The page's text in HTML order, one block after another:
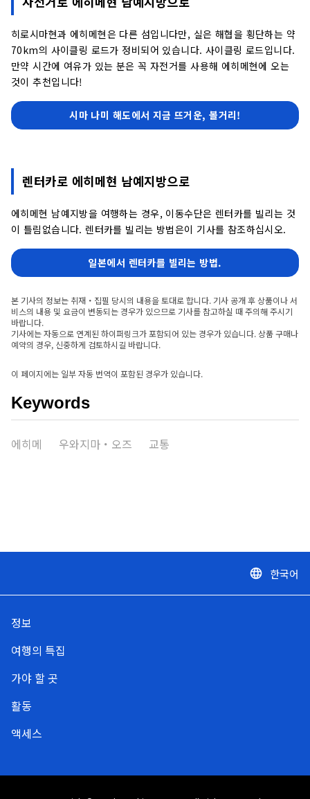
히로시마현과 에히메현은 다른 섬입니다만, 실은 해협을 횡단하는 약
70km의 사이클링 로드가 정비되어 있습니다. 사이클링 로드입니다.
만약 시간에 여유가 있는 분은 꼭 자전거를 사용해 에히메현에 오는
것이 추천입니다!
시마 나미 해도에서 지금 뜨거운, 볼거리!
렌터카로 에히메현 남예지방으로
에히메현 남예지방을 여행하는 경우, 이동수단은 렌터카를 빌리는 것
이 틀림없습니다. 렌터카를 빌리는 방법은이 기사를 참조하십시오.
일본에서 렌터카를 빌리는 방법.
본 기사의 정보는 취재・집필 당시의 내용을 토대로 합니다. 기사 공개 후 상품이나 서
비스의 내용 및 요금이 변동되는 경우가 있으므로 기사를 참고하실 때 주의해 주시기
바랍니다.
기사에는 자동으로 연계된 하이퍼링크가 포함되어 있는 경우가 있습니다. 상품 구매나
예약의 경우, 신중하게 검토하시길 바랍니다.
이 페이지에는 일부 자동 번역이 포함된 경우가 있습니다.
Keywords
에히메 우와지마・오즈 교통
language 한국어
정보
여행의 특집
가야 할 곳
활동
액세스